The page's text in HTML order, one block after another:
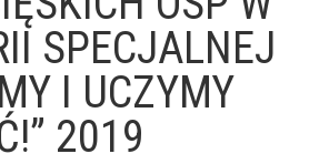
SPECJALNEJ
I UCZYMY
2019